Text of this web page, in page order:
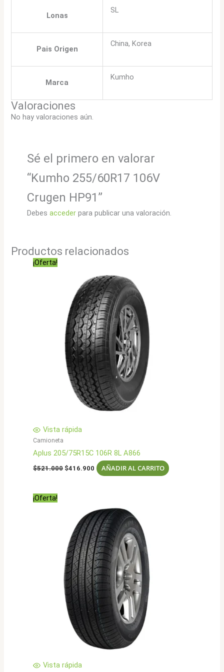
Lonas
SL
Pais Origen
China, Korea
Marca
Kumho
Valoraciones
No hay valoraciones aún.
Sé el primero en valorar
“Kumho 255/60R17 106V
Crugen HP91”
Debes accederpara publicar una valoración.
Productos relacionados
¡Oferta!
Vista rápida
Camioneta
Aplus 205/75R15C 106R 8L A866
$521.000 El
$416.900 El
precio
AÑADIR AL CARRITO
¡Oferta!
Vista rápida